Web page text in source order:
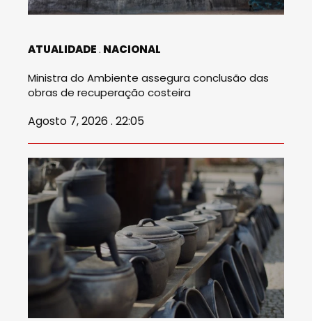
ATUALIDADE NACIONAL
Ministra do Ambiente assegura conclusão das
obras de recuperação costeira
Agosto 7, 2026 . 22:05